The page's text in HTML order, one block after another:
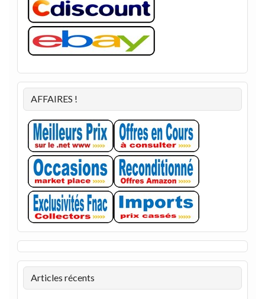
AFFAIRES !
Articles récents